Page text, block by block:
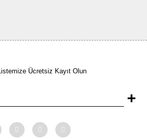
Ücretsiz Kayıt Olun
+